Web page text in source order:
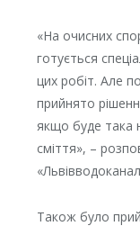
«На очисних
готується
цих робіт. Але
прийнято
якщо буде така
сміття», –
Також було